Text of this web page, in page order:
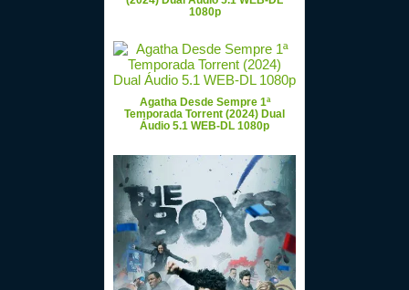
1080p
Agatha Desde Sempre 1ª
Temporada Torrent (2024) Dual
Áudio 5.1 WEB-DL 1080p